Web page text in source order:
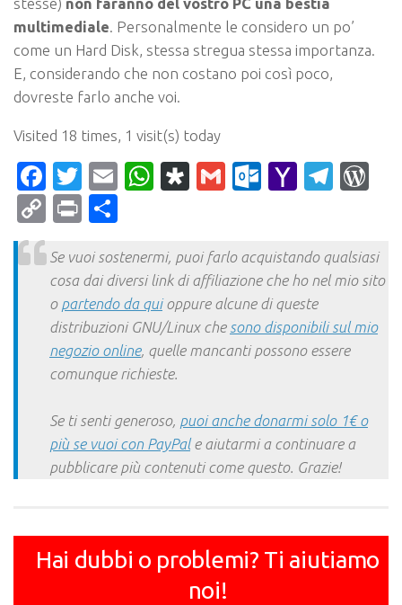
stesse) non faranno del vostro PC una bestia
multimediale. Personalmente le considero un po’
come un Hard Disk, stessa stregua stessa importanza.
E, considerando che non costano poi così poco,
dovreste farlo anche voi.
Visited 18 times, 1 visit(s) today
Facebook
Twitter
EmailWhatsApp
Diaspora
Gmail Yahoo
CopyPrint
Se vuoi sostenermi, puoi farlo acquistando qualsiasi
cosa dai diversi link di affiliazione che ho nel mio sito
o partendo da quioppure alcune di queste
distribuzioni GNU/Linux che sono disponibili sul mio
negozio online, quelle mancanti possono essere
comunque richieste.
Se ti senti generoso, puoi anche donarmi solo 1€ o
più se vuoi con PayPale aiutarmi a continuare a
pubblicare più contenuti come questo. Grazie!
Hai dubbi o problemi? Ti aiutiamo
noi!